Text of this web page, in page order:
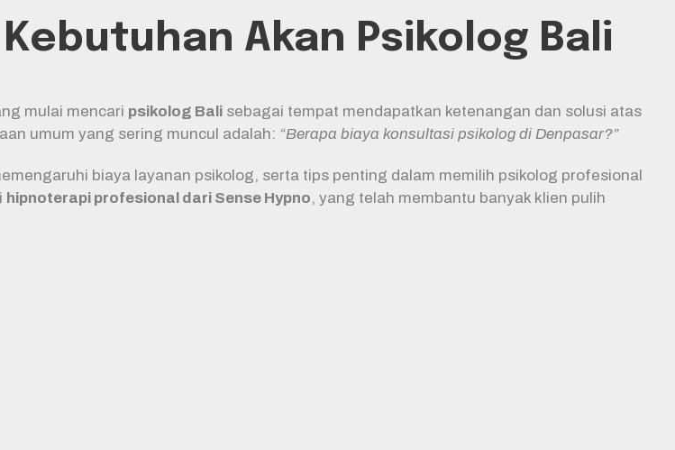
Akan Psikolog Bali
mulai mencari psikolog Bali sebagai tempat mendapatkan ketenangan dan solusi atas
umum yang sering muncul adalah: “Berapa biaya konsultasi psikolog di Denpasar?”
biaya layanan psikolog, serta tips penting dalam memilih psikolog profesional
hipnoterapi profesional dari Sense Hypno, yang telah membantu banyak klien pulih